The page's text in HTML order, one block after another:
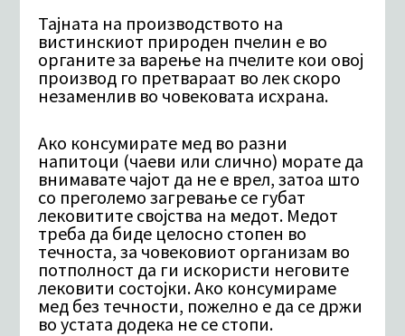
Тајната на производството на
вистинскиот природен пчелин е во
органите за варење на пчелите кои овој
производ го претвараат во лек скоро
незаменлив во човековата исхрана.
Ако консумирате мед во разни
напитоци (чаеви или слично) морате да
внимавате чајот да не е врел, затоа што
со преголемо загревање се губат
лековитите својства на медот. Медот
треба да биде целосно стопен во
течноста, за човековиот организам во
потполност да ги искористи неговите
лековити состојки. Ако консумираме
мед без течности, пожелно е да се држи
во устата додека не се стопи.